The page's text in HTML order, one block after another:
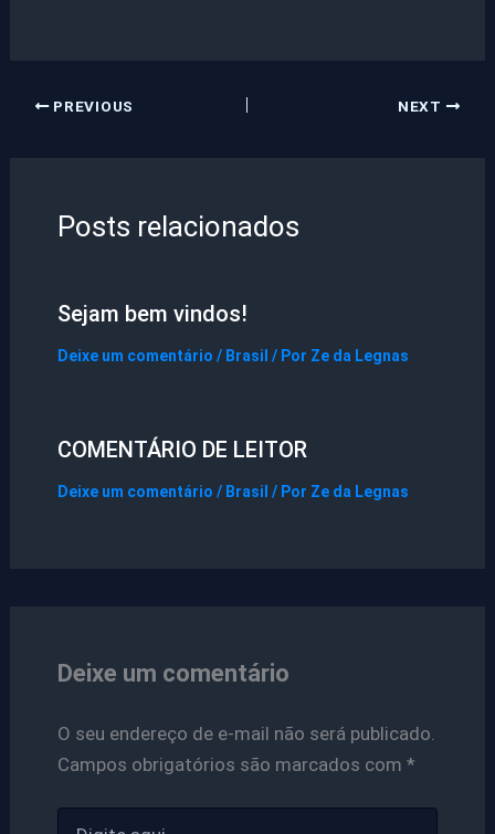
PREVIOUS NEXT
Posts relacionados
Sejam bem vindos!
Deixe um comentário / Brasil / Por Ze da Legnas
COMENTÁRIO DE LEITOR
Deixe um comentário / Brasil / Por Ze da Legnas
Deixe um comentário
O seu endereço de e-mail não será publicado.
Campos obrigatórios são marcados com *